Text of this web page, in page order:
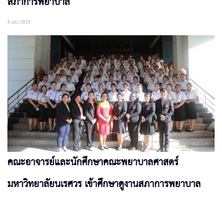
3 July 2023
คณะอาจารย์และนักศึกษาคณะพยาบาลศาสตร์
มหาวิทยาลัยนเรศวร เข้าศึกษาดูงานสภาการพยาบาล